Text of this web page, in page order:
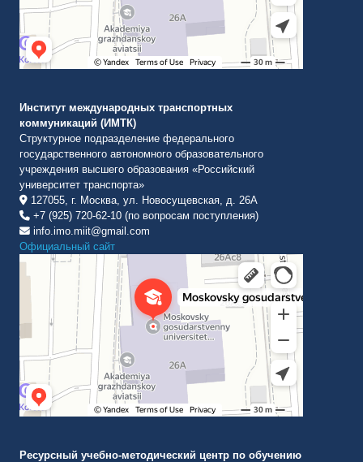
Институт международных транспортных
коммуникаций (ИМТК)
Структурное подразделение федерального
государственного автономного образовательного
учреждения высшего образования «Российский
университет транспорта»
127055, г. Москва, ул. Новосущевская, д. 26А
+7 (925) 720-62-10 (по вопросам поступления)
info.imo.miit@gmail.com
Официальный сайт
Институт международных транспортных коммуникаций Рут
ВУЗ в Москве
Ресурсный учебно-методический центр по обучению